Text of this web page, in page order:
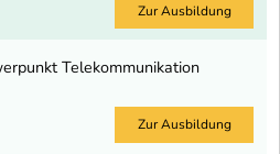
Zur Ausbildung
Telekommunikation
Zur Ausbildung